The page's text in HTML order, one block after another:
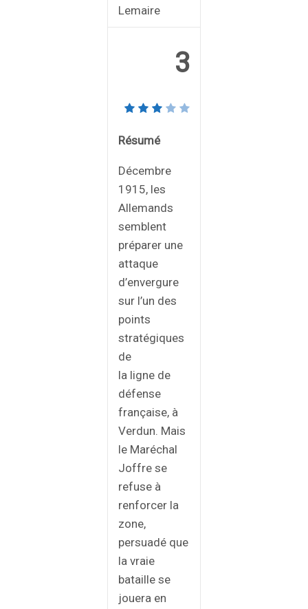
Lemaire
3
Résumé
Décembre
1915, les
Allemands
semblent
préparer une
attaque
d’envergure
sur l’un des
points
stratégiques
de
la ligne de
défense
française, à
Verdun. Mais
le Maréchal
Joffre se
refuse à
renforcer la
zone,
persuadé que
la vraie
bataille se
jouera en